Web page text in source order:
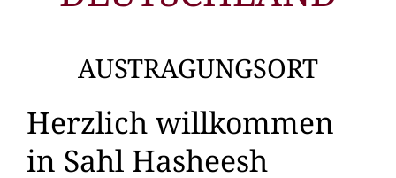
AUSTRAGUNGSORT
Herzlich willkommen
in Sahl Hasheesh